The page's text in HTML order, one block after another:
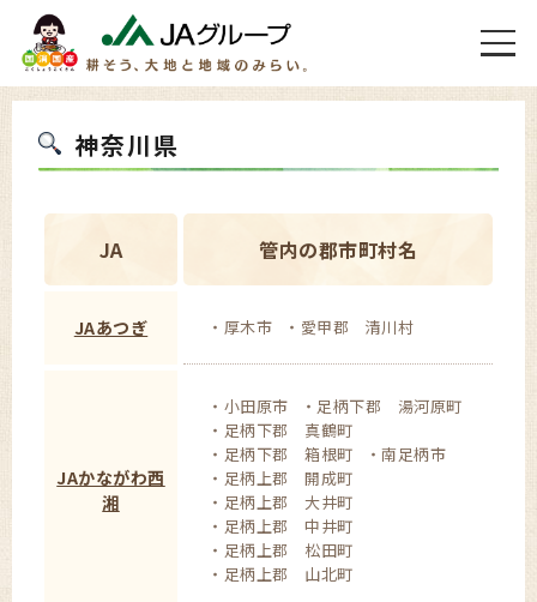
神奈川県
JA 管内の郡市町村名
JAあつぎ 厚木市 愛甲郡 清川村
JAかながわ西
湘
小田原市
足柄下郡 湯河原町
足柄下郡 真鶴町
足柄下郡 箱根町
南足柄市
足柄上郡 開成町
足柄上郡 大井町
足柄上郡 中井町
足柄上郡 松田町
足柄上郡 山北町